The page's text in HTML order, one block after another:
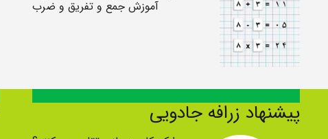
آموزش جمع و تفریق و ضرب
پیشنهاد زرافه جادویی